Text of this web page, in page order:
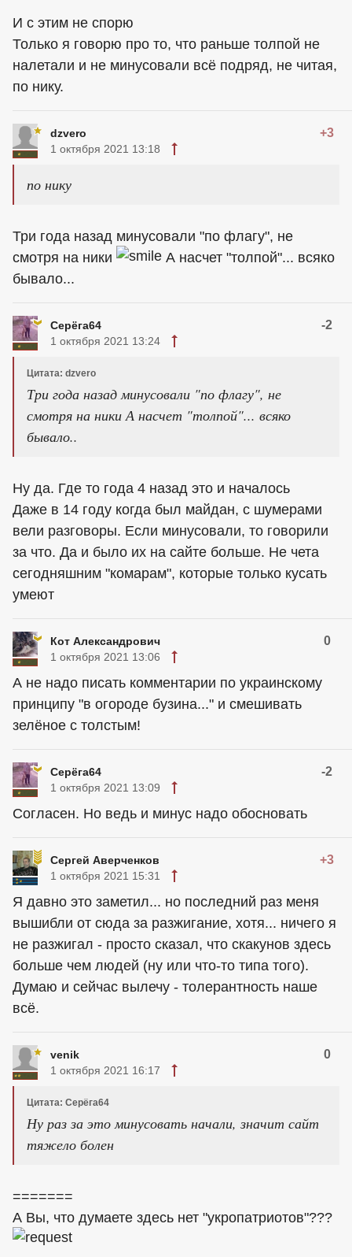
И с этим не спорю
Только я говорю про то, что раньше толпой не
налетали и не минусовали всё подряд, не читая,
по нику.
dzvero +3
1 октября 2021 13:18
по нику
Три года назад минусовали "по флагу", не
смотря на ники
А насчет "толпой"... всяко
бывало...
Серёга64 -2
1 октября 2021 13:24
Цитата: dzvero
Три года назад минусовали "по флагу", не
смотря на ники А насчет "толпой"... всяко
бывало..
Ну да. Где то года 4 назад это и началось
Даже в 14 году когда был майдан, с шумерами
вели разговоры. Если минусовали, то говорили
за что. Да и было их на сайте больше. Не чета
сегодняшним "комарам", которые только кусать
умеют
Кот Александрович 0
1 октября 2021 13:06
А не надо писать комментарии по украинскому
принципу "в огороде бузина..." и смешивать
зелёное с толстым!
Серёга64 -2
1 октября 2021 13:09
Согласен. Но ведь и минус надо обосновать
Сергей Аверченков +3
1 октября 2021 15:31
Я давно это заметил... но последний раз меня
вышибли от сюда за разжигание, хотя... ничего я
не разжигал - просто сказал, что скакунов здесь
больше чем людей (ну или что-то типа того).
Думаю и сейчас вылечу - толерантность наше
всё.
venik 0
1 октября 2021 16:17
Цитата: Серёга64
Ну раз за это минусовать начали, значит сайт
тяжело болен
=======
А Вы, что думаете здесь нет "укропатриотов"???